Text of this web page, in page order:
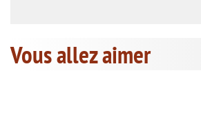
Vous allez aimer